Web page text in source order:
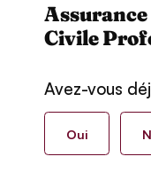
Civile
Avez-vous
Oui